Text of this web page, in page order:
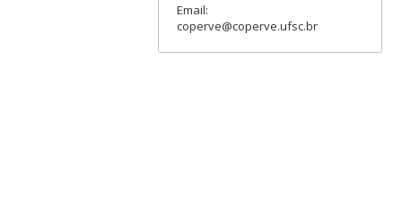
Email:
coperve@coperve.ufsc.br